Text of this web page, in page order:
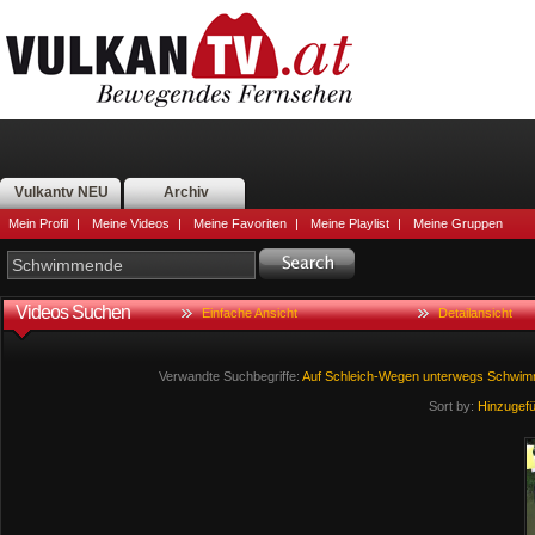
Vulkantv NEU Archiv
Mein Profil | Meine Videos | Meine Favoriten | Meine Playlist | Meine Gruppen
Videos Suchen Einfache Ansicht Detailansicht
Verwandte Suchbegriffe: Auf Schleich-Wegen unterwegs
Sort by: